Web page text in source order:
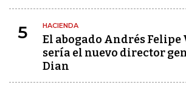
5 HACIENDA
El abogado Andrés Felipe
sería el nuevo director
Dian